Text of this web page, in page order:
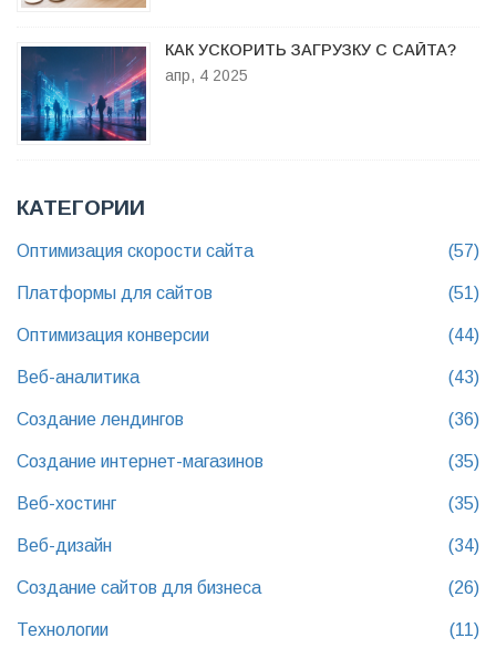
КАК УСКОРИТЬ ЗАГРУЗКУ С САЙТА?
апр, 4 2025
КАТЕГОРИИ
Оптимизация скорости сайта (57)
Платформы для сайтов (51)
Оптимизация конверсии (44)
Веб-аналитика (43)
Создание лендингов (36)
Создание интернет-магазинов (35)
Веб-хостинг (35)
Веб-дизайн (34)
Создание сайтов для бизнеса (26)
Технологии (11)